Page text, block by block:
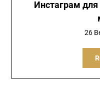
Инстаграм
26